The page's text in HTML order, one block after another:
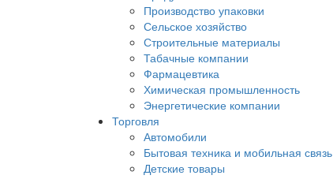
Производство упаковки
Сельское хозяйство
Строительные материалы
Табачные компании
Фармацевтика
Химическая промышленность
Энергетические компании
Торговля
Автомобили
Бытовая техника и мобильная связь
Детские товары